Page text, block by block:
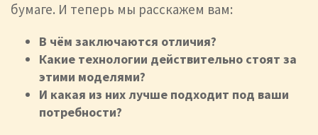
бумаге. И теперь мы расскажем вам:
В чём заключаются отличия?
Какие технологии действительно стоят за
этими моделями?
И какая из них лучше подходит под ваши
потребности?